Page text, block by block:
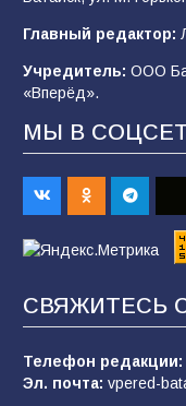
В детском
строительные
спортивного
90
Командовал
Евгений
Батайчане
62
Главный редактор:
Учредитель: ООО
«Вперёд».
МЫ В
СВЯЖИТЕСЬ
Телефон редакции:
Эл. почта: vpered-